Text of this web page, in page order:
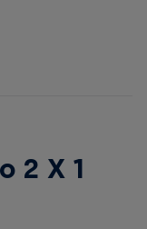
2 X 1